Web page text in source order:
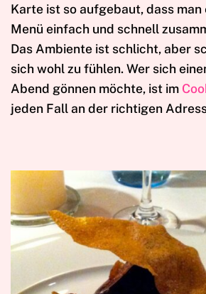
Karte ist so aufgebaut, dass man
Menü einfach und schnell
Das Ambiente ist schlicht, aber
sich wohl zu fühlen. Wer sich
Abend gönnen möchte, ist im
jeden Fall an der richtigen